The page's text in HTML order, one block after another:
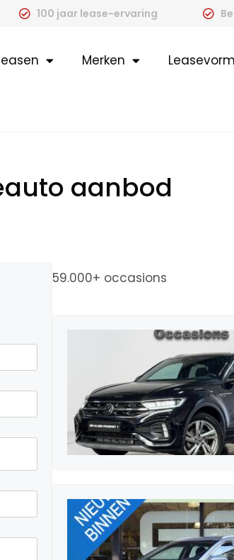
100 jaar lease-ervaring
Merken
aanbod
59.000+ occasions